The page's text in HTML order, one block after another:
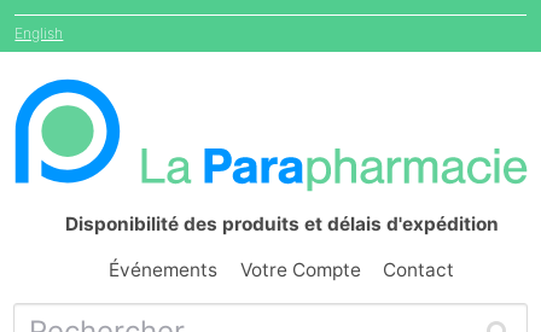
English
Disponibilité des produits et délais d'expédition
Événements Votre Compte Contact